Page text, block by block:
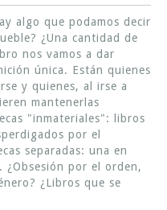
algo que podamos decir
¿Una cantidad de
nos vamos a dar
única. Están quienes
y quienes, al irse a
mantenerlas
"inmateriales": libros
por el
separadas: una en
¿Obsesión por el orden,
¿Libros que se